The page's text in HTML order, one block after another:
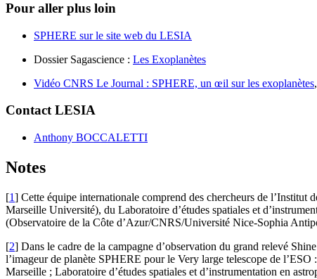
Pour aller plus loin
SPHERE sur le site web du LESIA
Dossier Sagascience : Les Exoplanètes
Vidéo CNRS Le Journal : SPHERE, un œil sur les exoplanètes
Contact LESIA
Anthony BOCCALETTI
Notes
[1] Cette équipe internationale comprend des chercheurs de
Marseille Université), du Laboratoire d’études spatiales et
(Observatoire de la Côte d’Azur/CNRS/Université Nice-Sophia
[2] Dans le cadre de la campagne d’observation du grand relevé
l’imageur de planète SPHERE pour le Very large telescope de
Marseille ; Laboratoire d’études spatiales et d’instrumentation en